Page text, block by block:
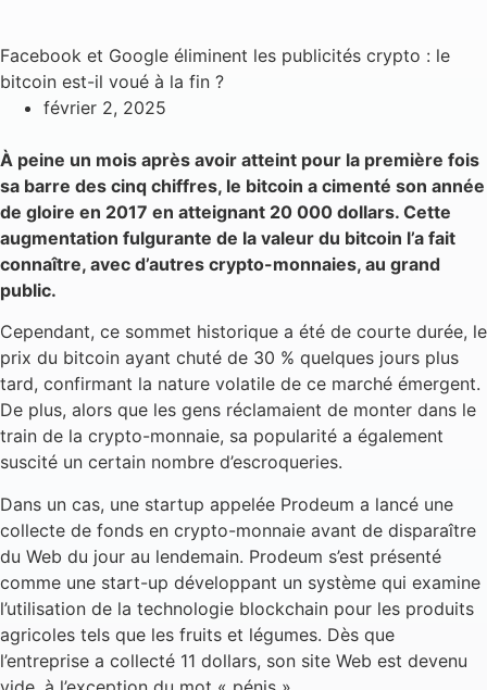
Facebook et Google éliminent les publicités crypto : le
bitcoin est-il voué à la fin ?
février 2, 2025
À peine un mois après avoir atteint pour la première fois
sa barre des cinq chiffres, le bitcoin a cimenté son année
de gloire en 2017 en atteignant 20 000 dollars. Cette
augmentation fulgurante de la valeur du bitcoin l’a fait
connaître, avec d’autres crypto-monnaies, au grand
public.
Cependant, ce sommet historique a été de courte durée, le
prix du bitcoin ayant chuté de 30 % quelques jours plus
tard, confirmant la nature volatile de ce marché émergent.
De plus, alors que les gens réclamaient de monter dans le
train de la crypto-monnaie, sa popularité a également
suscité un certain nombre d’escroqueries.
Dans un cas, une startup appelée Prodeum a lancé une
collecte de fonds en crypto-monnaie avant de disparaître
du Web du jour au lendemain. Prodeum s’est présenté
comme une start-up développant un système qui examine
l’utilisation de la technologie blockchain pour les produits
agricoles tels que les fruits et légumes. Dès que
l’entreprise a collecté 11 dollars, son site Web est devenu